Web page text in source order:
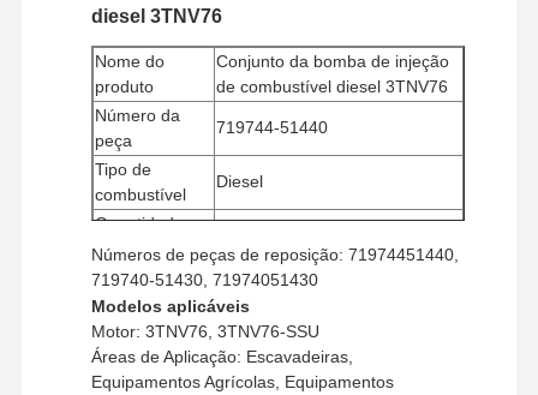
diesel 3TNV76
Nome do
produto
Conjunto da bomba de injeção
de combustível diesel 3TNV76
Número da
peça
719744-51440
Tipo de
combustível
Diesel
Quantidade
mínima de
pedido
1 peça
Método de
pagamento
União Ocidental, T/T
Método de
envio
UPS/DHL/EMS/TNT/FedEx
Números de peças de reposição: 71974451440,
719740-51430, 71974051430
Modelos aplicáveis
Motor: 3TNV76, 3TNV76-SSU
Áreas de Aplicação: Escavadeiras,
Equipamentos Agrícolas, Equipamentos